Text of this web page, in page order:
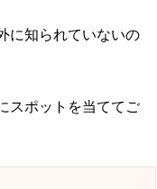
に知られていないの
スポットを当ててご